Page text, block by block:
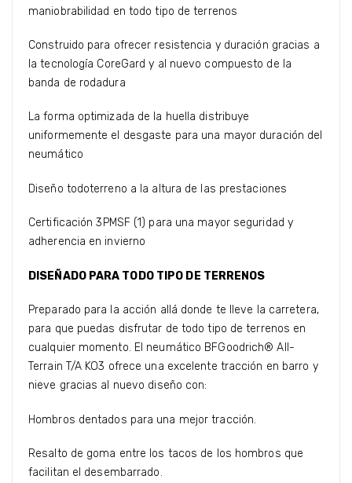
maniobrabilidad en todo tipo de terrenos
Construido para ofrecer resistencia y duración gracias a
la tecnología CoreGard y al nuevo compuesto de la
banda de rodadura
La forma optimizada de la huella distribuye
uniformemente el desgaste para una mayor duración del
neumático
Diseño todoterreno a la altura de las prestaciones
Certificación 3PMSF (1) para una mayor seguridad y
adherencia en invierno
DISEÑADO PARA TODO TIPO DE TERRENOS
Preparado para la acción allá donde te lleve la carretera,
para que puedas disfrutar de todo tipo de terrenos en
cualquier momento. El neumático BFGoodrich® All-
Terrain T/A KO3 ofrece una excelente tracción en barro y
nieve gracias al nuevo diseño con:
Hombros dentados para una mejor tracción.
Resalto de goma entre los tacos de los hombros que
facilitan el desembarrado.